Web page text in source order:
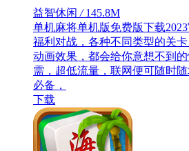
益智休闲 /145.8M
单机麻将单机版免费版下载
福利对战，各种不同类型的关
动画效果，都会给你意想不到
需，超低流量，联网便可随时
必备，
下载